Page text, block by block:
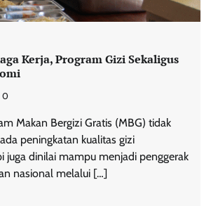
Kerja, Program Gizi Sekaligus
0
Makan Bergizi Gratis (MBG) tidak
peningkatan kualitas gizi
juga dinilai mampu menjadi penggerak
nasional melalui […]